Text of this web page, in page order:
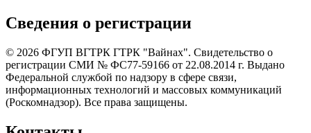
Сведения о регистрации
© 2026 ФГУП ВГТРК ГТРК "Вайнах". Свидетельство о
регистрации СМИ № ФС77-59166 от 22.08.2014 г. Выдано
Федеральной службой по надзору в сфере связи,
информационных технологий и массовых коммуникаций
(Роскомнадзор). Все права защищены.